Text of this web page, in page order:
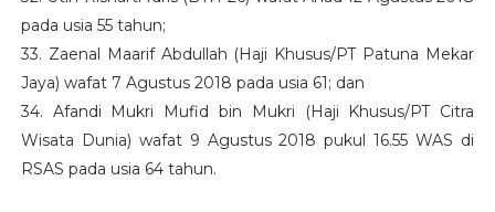
pada usia 55 tahun;
33. Zaenal Maarif Abdullah (Haji Khusus/PT Patuna Mekar
Jaya) wafat 7 Agustus 2018 pada usia 61; dan
34. Afandi Mukri Mufid bin Mukri (Haji Khusus/PT Citra
Wisata Dunia) wafat 9 Agustus 2018 pukul 16.55 WAS di
RSAS pada usia 64 tahun.